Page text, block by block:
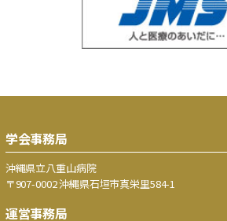
学会事務局
沖縄県立八重山病院
〒907-0002 沖縄県石垣市真栄里584-1
運営事務局